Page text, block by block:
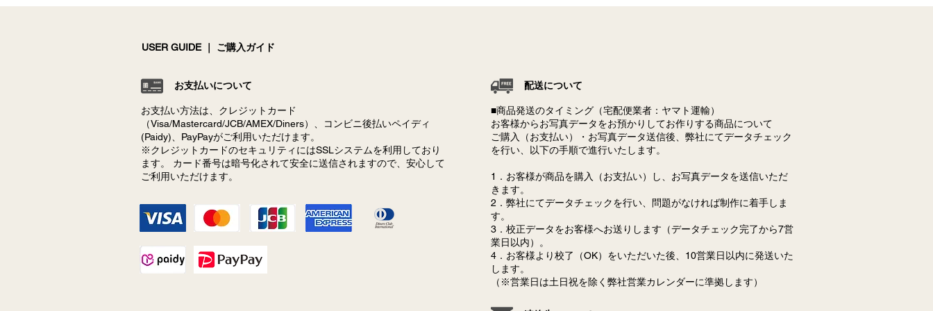
ママ必見！かわいいファース
トカット残す無料テンプレー
ト＆プレゼントキャンペーン
新デザインリリースのお知ら
からのご利用明細、またはご注文
時に自動送信される確認メールを
正式な証憑としてご利用いただけ
USER GUIDE ｜ ご購入ガイド
お支払いについて
お支払い方法は、クレジットカード
（Visa/Mastercard/JCB/AMEX/Diners）、コンビニ後払いペイディ
(Paidy)、PayPayがご利用いただけます。
※クレジットカードのセキュリティにはSSLシステムを利用しており
ます。 カード番号は暗号化されて安全に送信されますので、安心して
ご利用いただけます。
配送について
■商品発送のタイミング（宅配便業者：ヤマト運輸）
お客様からお写真データをお預かりしてお作りする商品について
ご購入（お支払い）・お写真データ送信後、弊社にてデータチェック
を行い、以下の手順で進行いたします。
1．お客様が商品を購入（お支払い）し、お写真データを送信いただ
きます。
2．弊社にてデータチェックを行い、問題がなければ制作に着手しま
す。
3．校正データをお客様へお送りします（データチェック完了から7営
業日以内）。
4．お客様より校了（OK）をいただいた後、10営業日以内に発送いた
します。
（※営業日は土日祝を除く弊社営業カレンダーに準拠します）